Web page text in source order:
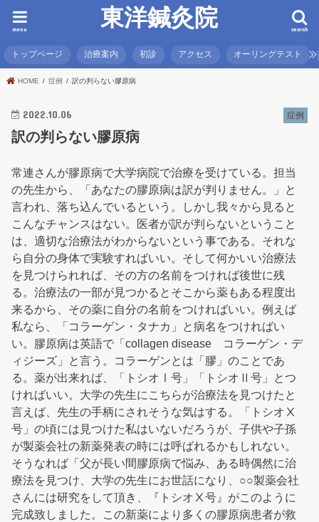
東洋鍼灸院 search
menu
トップページ 治療案内 初診 アクセス オーリングテスト
HOME 症例 訳の判らない膠原病
症例
2022.10.06
訳の判らない膠原病
常連さんが膠原病で大学病院で治療を受けている。担当
の先生から、「あなたの膠原病は訳が判りません。」と
言われ、落ち込んでいるという。しかし我々から見ると
こんなチャンスはない。医者が訳が判らないということ
は、適切な治療法がわからないという事である。それな
ら自分の身体で実験すればいい。そして何かいい治療法
を見つけられれば、その方の名前をつければ後世に残
る。治療法の一部が見つかるとそこから薬もある程度出
来るから、その薬に自分の名前をつければいい。例えば
私なら、「コラーゲン・タナカ」と病名をつければい
い。膠原病は英語で「collagen disease コラーゲン・デ
ィジーズ」と言う。コラーゲンとは「膠」のことであ
る。薬が出来れば、「トシオⅠ号」「トシオⅡ号」とつ
ければいい。大学の先生にこちらが治療法を見つけたと
言えば、先生の手柄にされそうな気はする。「トシオⅩ
号」の頃には見つけた私はいないだろうが、子供や子孫
が製薬会社の新薬発表の時には呼ばれるかもしれない。
そうなれば「父が長い間膠原病で悩み、ある時偶然に治
療法を見つけ、大学の先生にお世話になり、○○製薬会社
さんには研究をして頂き、『トシオⅩ号』がこのように
完成致しました。この新薬により多くの膠原病患者が救